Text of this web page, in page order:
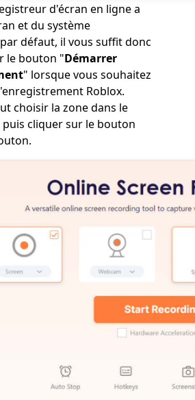
d'écran en ligne a
et du système
défaut, il vous suffit donc
le bouton "Démarrer
" lorsque vous souhaitez
Roblox.
choisir la zone dans le
cliquer sur le bouton